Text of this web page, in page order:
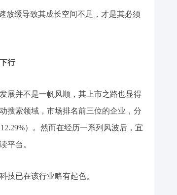
放缓导致其成长空间不足，才是其必须
行
展并不是一帆风顺，其上市之路也显得
搜索领域，市场排名前三位的企业，分
）。然而在经历一系列风波后，宜
平台。
技已在该行业略有起色。